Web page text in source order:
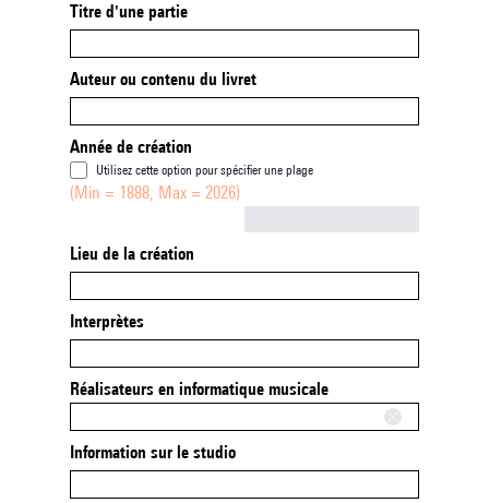
Titre d'une partie
Auteur ou contenu du livret
Année de création
Utilisez cette option pour spécifier une plage
(Min = 1888, Max = 2026)
Lieu de la création
Interprètes
Réalisateurs en informatique musicale
Information sur le studio